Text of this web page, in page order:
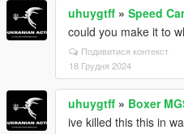
uhuygtff » Speed
could you make it to
Подивитися контекст
18 Грудня 2024
uhuygtff » Boxer
ive killed this this in